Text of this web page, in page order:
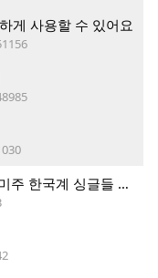
게 사용할 수 있어요
Couple.net 1:1 50만쌍 글로벌 매칭 - 미주 한국계 싱글들 모이세요